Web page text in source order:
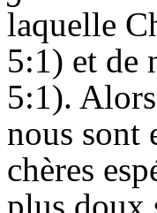
laquelle
5:1) et de
5:1).
nous sont
chères